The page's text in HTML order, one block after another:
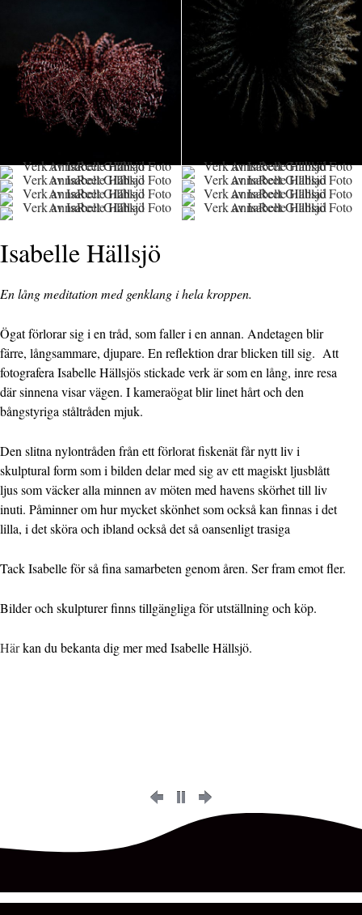
Isabelle Hällsjö
En lång meditation med genklang i hela kroppen.
Ögat förlorar sig i en tråd, som faller i en annan. Andetagen blir
färre, långsammare, djupare. En reflektion drar blicken till sig. Att
fotografera Isabelle Hällsjös stickade verk är som en lång, inre resa
där sinnena visar vägen. I kameraögat blir linet hårt och den
bångstyriga ståltråden mjuk.
Den slitna nylontråden från ett förlorat fiskenät får nytt liv i
skulptural form som i bilden delar med sig av ett magiskt ljusblått
ljus som väcker alla minnen av möten med havens skörhet till liv
inuti. Påminner om hur mycket skönhet som också kan finnas i det
lilla, i det sköra och ibland också det så oansenligt trasiga
Tack Isabelle för så fina samarbeten genom åren. Ser fram emot fler.
Bilder och skulpturer finns tillgängliga för utställning och köp.
Härkan du bekanta dig mer med Isabelle Hällsjö.